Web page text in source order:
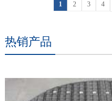
1 2 3 4
热销产品